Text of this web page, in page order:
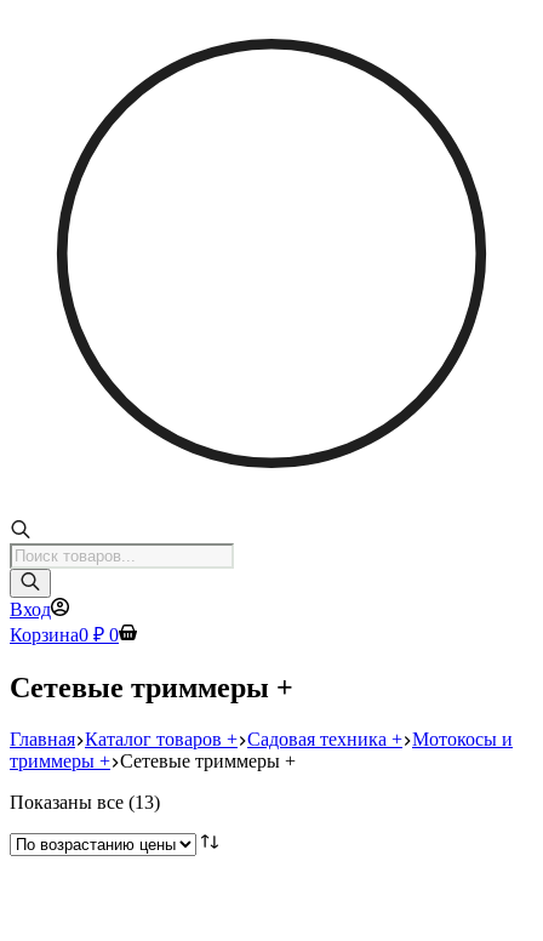
Поиск
товаров
Вход
Корзина0 ₽ 0
Сетевые триммеры +
Главная Каталог товаров + Садовая техника + Мотокосы и
триммеры + Сетевые триммеры +
Показаны все (13)Цены:
возрастанию